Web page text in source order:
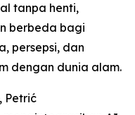
tanpa henti,
berbeda bagi
persepsi, dan
dengan dunia alam.
Petrić